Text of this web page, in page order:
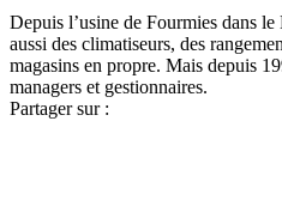
Depuis l’usine de Fourmies dans
aussi des climatiseurs, des
magasins en propre. Mais depuis
managers et gestionnaires.
Partager sur :